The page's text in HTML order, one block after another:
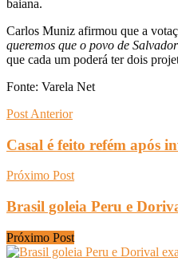
baiana.
Carlos Muniz afirmou que a
queremos que o povo de
que cada um poderá ter dois
Fonte: Varela Net
Post Anterior
Casal é feito refém após
Próximo Post
Brasil goleia Peru e
Próximo Post